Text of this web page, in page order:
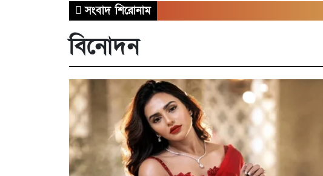
সংবাদ শিরোনাম
বিনোদন